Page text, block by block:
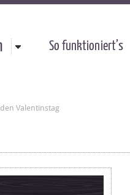
So funktioniert’s
Valentinstag